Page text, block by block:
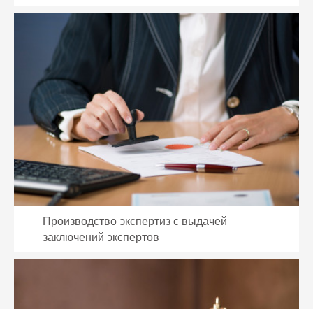
Производство экспертиз с выдачей
заключений экспертов